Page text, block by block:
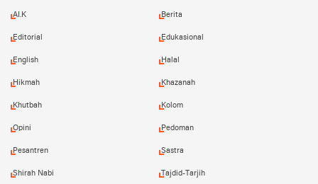
AI.K Berita
Editorial Edukasional
English Halal
Hikmah Khazanah
Khutbah Kolom
Opini Pedoman
Pesantren Sastra
Shirah Nabi Tajdid-Tarjih